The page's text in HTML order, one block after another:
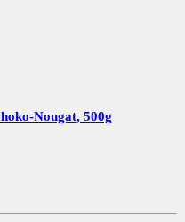
Nougat, 500g